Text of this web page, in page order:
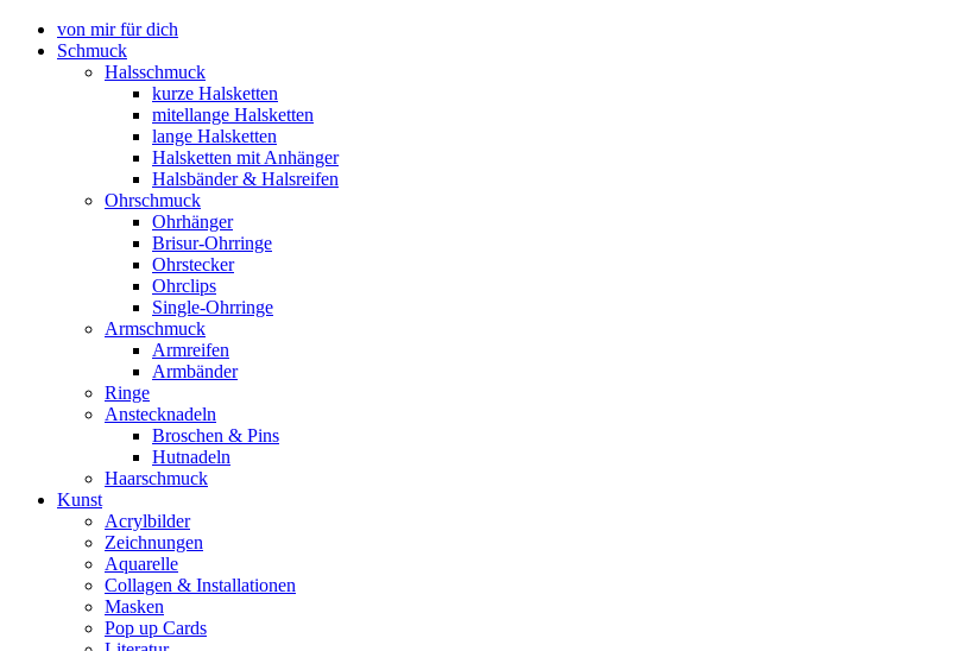
von mir für dich
Schmuck
Halsschmuck
kurze Halsketten
mitellange Halsketten
lange Halsketten
Halsketten mit Anhänger
Halsbänder & Halsreifen
Ohrschmuck
Ohrhänger
Brisur-Ohrringe
Ohrstecker
Ohrclips
Single-Ohrringe
Armschmuck
Armreifen
Armbänder
Ringe
Anstecknadeln
Broschen & Pins
Hutnadeln
Haarschmuck
Kunst
Acrylbilder
Zeichnungen
Aquarelle
Collagen & Installationen
Masken
Pop up Cards